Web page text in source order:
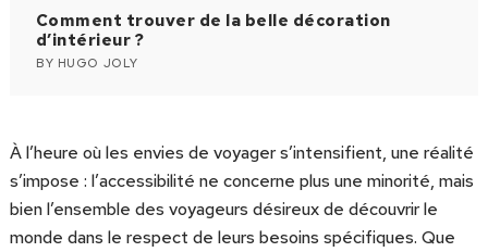
Comment trouver de la belle décoration
d’intérieur ?
BY HUGO JOLY
À l’heure où les envies de voyager s’intensifient, une réalité
s’impose : l’accessibilité ne concerne plus une minorité, mais
bien l’ensemble des voyageurs désireux de découvrir le
monde dans le respect de leurs besoins spécifiques. Que